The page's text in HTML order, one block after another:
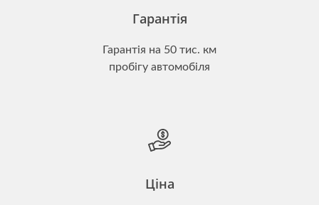
Гарантія
Гарантія на 50 тис. км
пробігу автомобіля
Ціна